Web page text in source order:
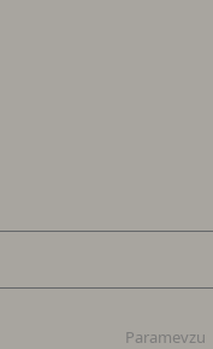
Paramevzu